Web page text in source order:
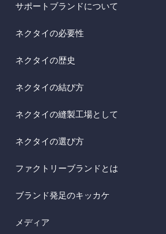
サポートブランドについて
ネクタイの必要性
ネクタイの歴史
ネクタイの結び方
ネクタイの縫製工場として
ネクタイの選び方
ファクトリーブランドとは
ブランド発足のキッカケ
メディア